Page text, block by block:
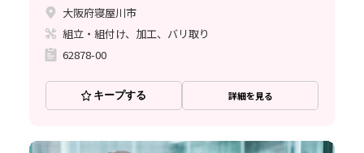
大阪府寝屋川市
組立・組付け、加工、バリ取り
62878-00
キープする 詳細を見る